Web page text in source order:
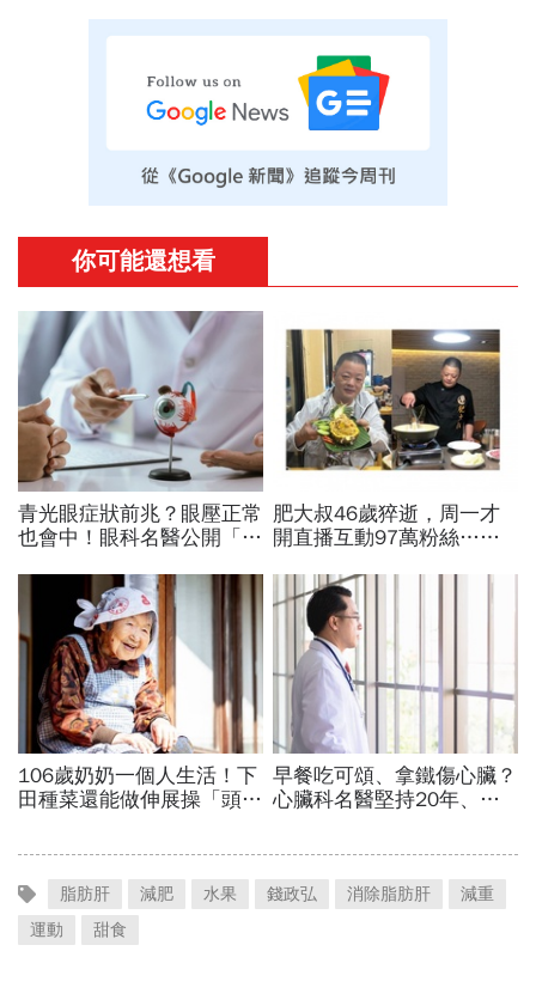
脂肪肝 減肥 水果 錢政弘 消除脂肪肝
減重
運動
甜食